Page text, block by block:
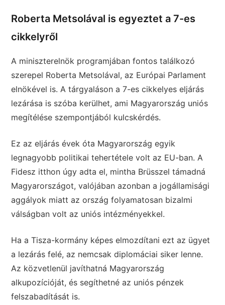
Roberta Metsolával is egyeztet a 7-es
cikkelyről
A miniszterelnök programjában fontos találkozó
szerepel Roberta Metsolával, az Európai Parlament
elnökével is. A tárgyaláson a 7-es cikkelyes eljárás
lezárása is szóba kerülhet, ami Magyarország uniós
megítélése szempontjából kulcskérdés.
Ez az eljárás évek óta Magyarország egyik
legnagyobb politikai tehertétele volt az EU-ban. A
Fidesz itthon úgy adta el, mintha Brüsszel támadná
Magyarországot, valójában azonban a jogállamisági
aggályok miatt az ország folyamatosan bizalmi
válságban volt az uniós intézményekkel.
Ha a Tisza-kormány képes elmozdítani ezt az ügyet
a lezárás felé, az nemcsak diplomáciai siker lenne.
Az közvetlenül javíthatná Magyarország
alkupozícióját, és segíthetné az uniós pénzek
felszabadítását is.